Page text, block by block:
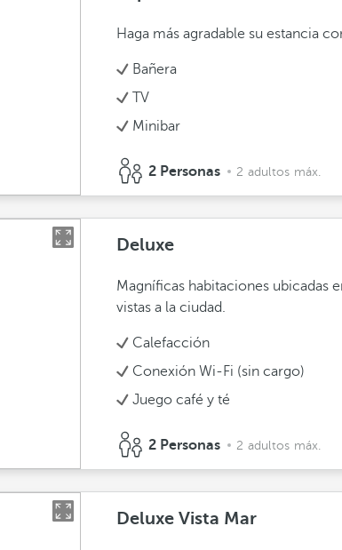
Haga más agradable su estancia
Bañera
TV
Minibar
2 Personas 2 adultos máx.
Deluxe
Magníficas habitaciones ubicadas
vistas a la ciudad.
Calefacción
Conexión Wi-Fi (sin cargo)
Juego café y té
2 Personas 2 adultos máx.
Deluxe Vista Mar